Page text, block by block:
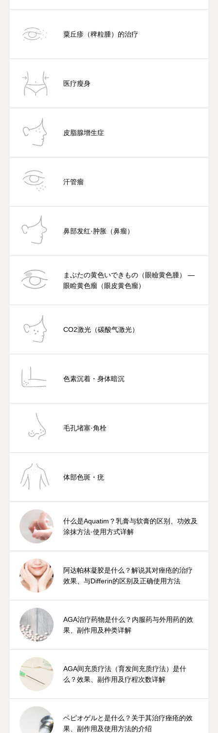
粟丘疹（稗粒腫）的治疗
医疗瘦身
皮脂腺增生症
汗管瘤
鼻部发红·肿胀（鼻瘤）
まぶたの黄色いできもの（眼瞼黄色腫） —
眼睑黄色瘤（眼皮黄色瘤）
CO2激光（碳酸气激光）
色素沉着・身体暗沉
毛孔堵塞·角栓
体部色斑・疣
什么是Aquatim？乳膏与软膏的区别、功效及
涂抹方法·使用方式详解
阿达帕林凝胶是什么？解说其对痤疮的治疗
效果、与Differin的区别及正确使用方法
AGA治疗药物是什么？内服药与外用药的效
果、副作用及种类详解
AGA间充质疗法（育发间充质疗法）是什
么？效果、副作用及疗程次数详解
ベピオゲルと是什么？关于其治疗痤疮的效
果、副作用及使用方法的介绍